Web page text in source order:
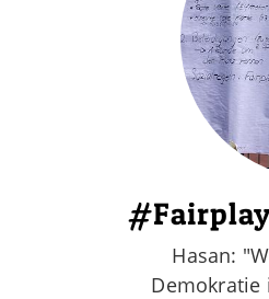
Hasan:
Demokratie